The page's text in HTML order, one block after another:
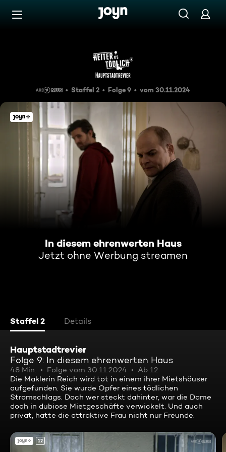
Zum Inhalt springen
In diesem ehrenwerten Haus
Staffel 2 Folge 9 vom 30.11.2024
In diesem ehrenwerten Haus
Jetzt ohne Werbung streamen
Staffel 2 Details
Hauptstadtrevier
Folge 9: In diesem ehrenwerten Haus
48 Min. Folge vom 30.11.2024
Ab 12
Die Maklerin Reich wird tot in einem ihrer Mietshäuser
aufgefunden. Sie wurde Opfer eines tödlichen
Stromschlags. Doch wer steckt dahinter, war die Dame
doch in dubiose Mietgeschäfte verwickelt. Und auch
privat, hatte die attraktive Frau nicht nur Freunde.
12